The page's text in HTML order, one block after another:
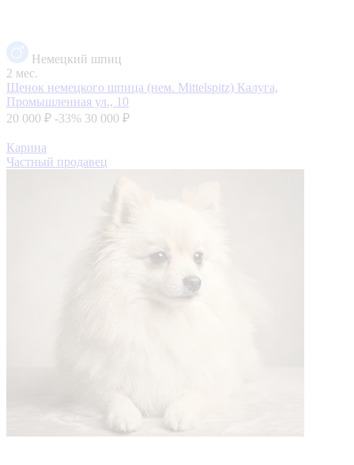
Немецкий шпиц
2 мес.
Щенок немецкого шпица (нем. Mittelspitz) Калуга,
Промышленная ул., 10
20 000 ₽ -33% 30 000 ₽
Карина
Частный продавец